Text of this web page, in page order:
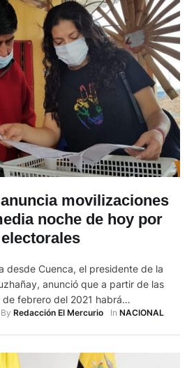
movilizaciones
noche de hoy por
desde Cuenca, el presidente de la
anunció que a partir de las
febrero del 2021 habrá
en diferentes provincias del país.
By Redacción El Mercurio In NACIONAL